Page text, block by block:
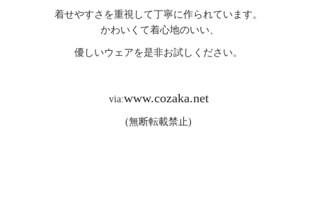
着せやすさを重視して丁寧に作られています。
かわいくて着心地のいい、
優しいウェアを是非お試しください。
via:www.cozaka.net
(無断転載禁止)